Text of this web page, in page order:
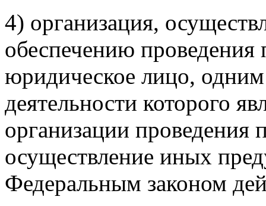
4) организация,
обеспечению
юридическое лицо,
деятельности которого
организации проведения
осуществление иных
Федеральным законом